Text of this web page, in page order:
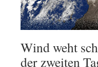
Wind weht
der zweiten